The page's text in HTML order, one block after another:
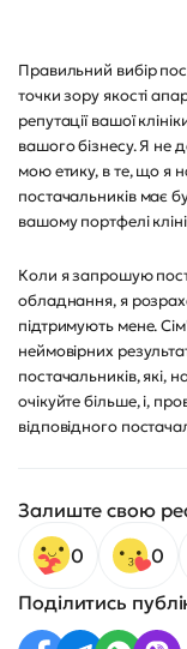
Правильний вибір
точки зору якості
репутації вашої
вашого бізнесу. Я не
мою етику, в те, що я
постачальників має
вашому портфелі
Коли я запрошую
обладнання, я
підтримують мене.
неймовірних
постачальників, які,
очікуйте більше, і,
відповідного
Залиште свою
0
0
Поділитись